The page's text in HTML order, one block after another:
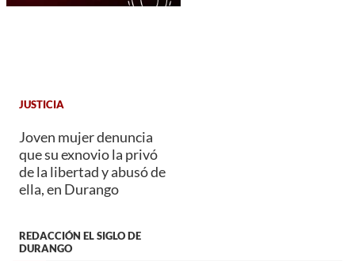
JUSTICIA
Joven mujer denuncia
que su exnovio la privó
de la libertad y abusó de
ella, en Durango
REDACCIÓN EL SIGLO DE
DURANGO